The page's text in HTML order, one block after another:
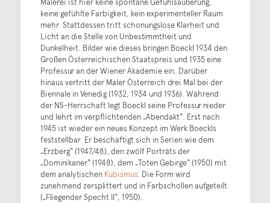
keine gefühlte Farbigkeit, kein experimenteller Raum
mehr. Stattdessen tritt schonungslose Klarheit und
Licht an die Stelle von Unbestimmtheit und
Dunkelheit. Bilder wie dieses bringen Boeckl 1934 den
Großen Österreichischen Staatspreis und 1935 eine
Professur an der Wiener Akademie ein. Darüber
hinaus vertritt der Maler Österreich drei Mal bei der
Biennale in Venedig (1932, 1934 und 1936). Während
der NS-Herrschaft legt Boeckl seine Professur nieder
und lehrt im verpflichtenden „Abendakt“. Erst nach
1945 ist wieder ein neues Konzept im Werk Boeckls
feststellbar. Er beschäftigt sich in Serien wie dem
„Erzberg“ (1947/48), den zwölf Porträts der
„Dominikaner“ (1948), dem „Toten Gebirge“ (1950) mit
dem analytischen Kubismus. Die Form wird
zunehmend zersplittert und in Farbschollen aufgeteilt
(„Fliegender Specht II“, 1950).